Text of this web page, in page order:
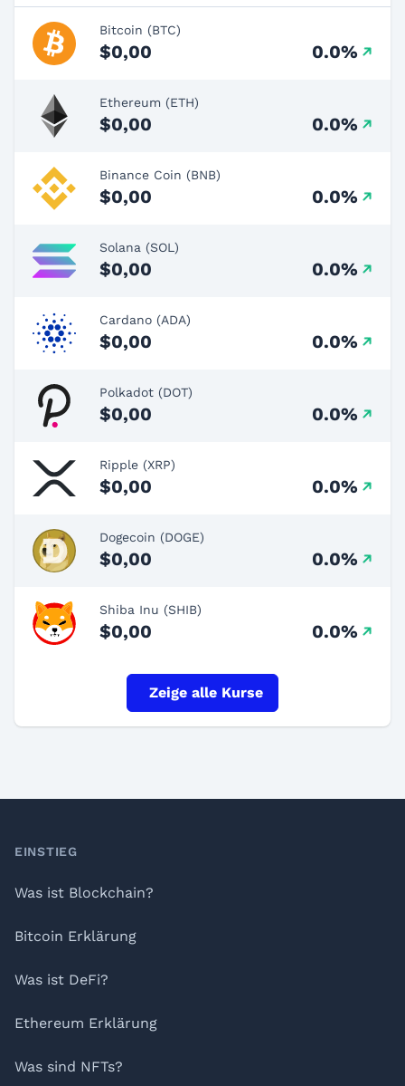
Bitcoin (BTC)
$0,00 0.0%
Ethereum (ETH)
$0,00 0.0%
Binance Coin (BNB)
$0,00 0.0%
Solana (SOL)
$0,00 0.0%
Cardano (ADA)
$0,00 0.0%
Polkadot (DOT)
$0,00 0.0%
Ripple (XRP)
$0,00 0.0%
Dogecoin (DOGE)
$0,00 0.0%
Shiba Inu (SHIB)
$0,00 0.0%
Zeige alle Kurse
Footer
EINSTIEG
Was ist Blockchain?
Bitcoin Erklärung
Was ist DeFi?
Ethereum Erklärung
Was sind NFTs?